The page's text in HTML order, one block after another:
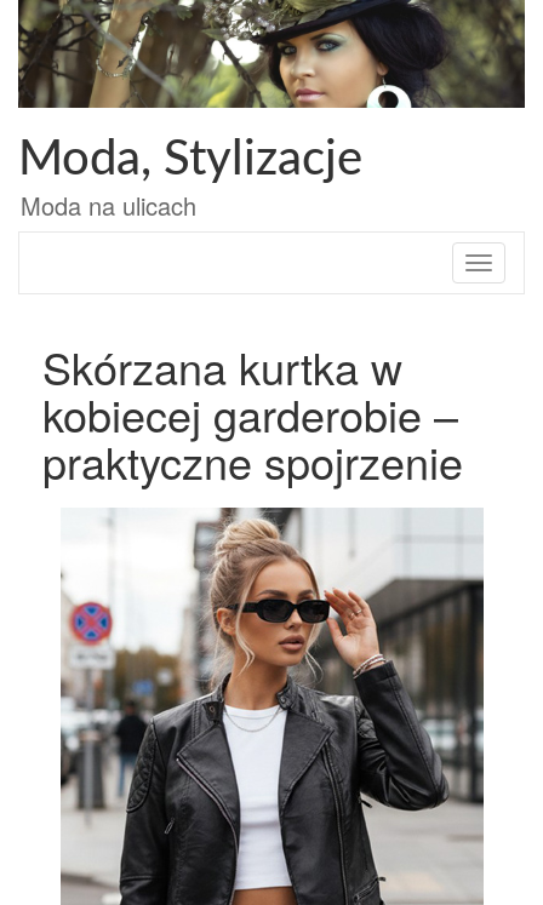
Przejdź
treści
Moda, Stylizacje
Moda na ulicach
Toggle
Skórzana kurtka w
kobiecej garderobie –
praktyczne spojrzenie